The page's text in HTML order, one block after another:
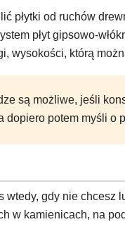
płytki od ruchów
płyt gipsowo-
wysokości, którą
są możliwe, jeśli
potem myśli o
wtedy, gdy nie
w kamienicach, na